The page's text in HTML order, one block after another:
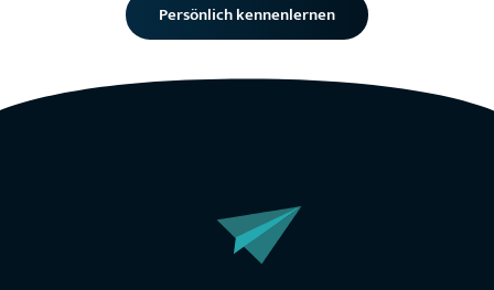
Persönlich kennenlernen